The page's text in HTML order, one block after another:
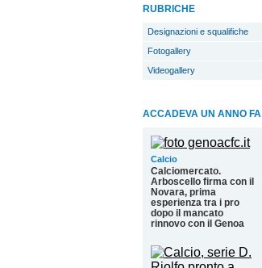
RUBRICHE
Designazioni e squalifiche
Fotogallery
Videogallery
ACCADEVA UN ANNO FA
Calcio
Calciomercato.
Arboscello firma con il
Novara, prima
esperienza tra i pro
dopo il mancato
rinnovo con il Genoa